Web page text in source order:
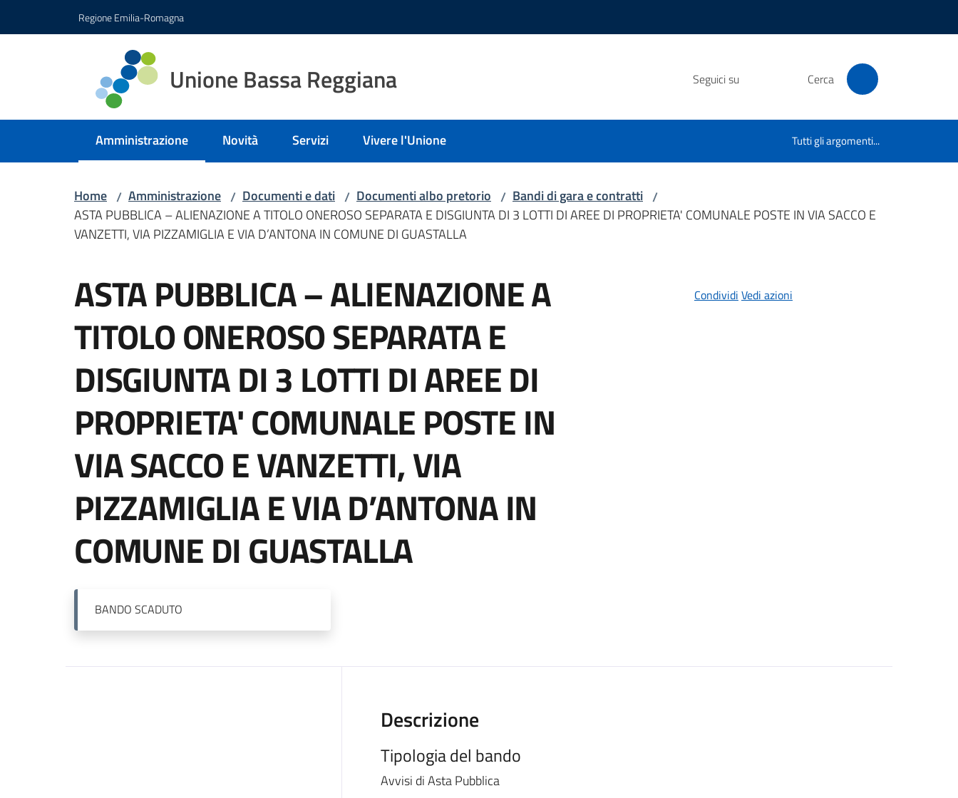
Regione Emilia-Romagna
Unione Bassa Reggiana Seguici su Cerca
Amministrazione
Menu selezionato Novità Servizi Vivere l'Unione Tutti gli argomenti...
Home / Amministrazione / Documenti e dati / Documenti albo pretorio / Bandi di gara e contratti /
ASTA PUBBLICA – ALIENAZIONE A TITOLO ONEROSO SEPARATA E DISGIUNTA DI 3 LOTTI DI AREE DI PROPRIETA' COMUNALE POSTE IN VIA SACCO E
VANZETTI, VIA PIZZAMIGLIA E VIA D’ANTONA IN COMUNE DI GUASTALLA
ASTA PUBBLICA – ALIENAZIONE A
TITOLO ONEROSO SEPARATA E
DISGIUNTA DI 3 LOTTI DI AREE DI
PROPRIETA' COMUNALE POSTE IN
VIA SACCO E VANZETTI, VIA
PIZZAMIGLIA E VIA D’ANTONA IN
COMUNE DI GUASTALLA
BANDO SCADUTO
Condividi Vedi azioni
Descrizione
Tipologia del bando
Avvisi di Asta Pubblica